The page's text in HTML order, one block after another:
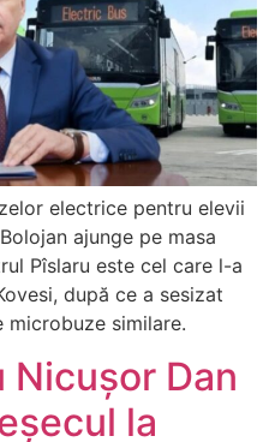
electrice pentru elevii
ajunge pe masa
Pîslaru este cel care l-a
după ce a sesizat
similare.
Nicușor Dan
la